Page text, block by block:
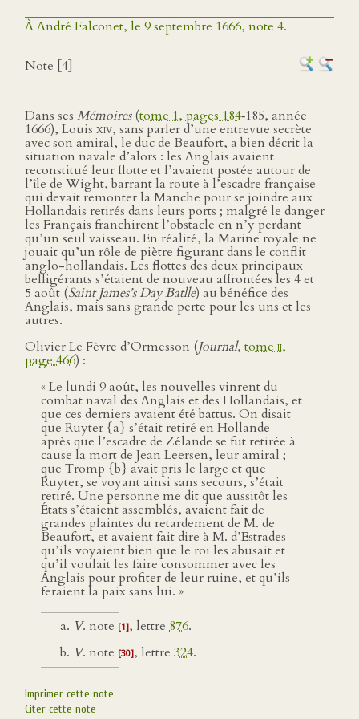
À André Falconet, le 9 septembre 1666, note 4.
Note [4]
Dans ses Mémoires(tome 1, pages 184‑185, année
1666), Louis xiv, sans parler d’une entrevue secrète
avec son amiral, le duc de Beaufort, a bien décrit la
situation navale d’alors : les Anglais avaient
reconstitué leur flotte et l’avaient postée autour de
l’île de Wight, barrant la route à l’escadre française
qui devait remonter la Manche pour se joindre aux
Hollandais retirés dans leurs ports ; malgré le danger
les Français franchirent l’obstacle en n’y perdant
qu’un seul vaisseau. En réalité, la Marine royale ne
jouait qu’un rôle de piètre figurant dans le conflit
anglo-hollandais. Les flottes des deux principaux
belligérants s’étaient de nouveau affrontées les 4 et
5 août (Saint James’s Day Batlle) au bénéfice des
Anglais, mais sans grande perte pour les uns et les
autres.
Olivier Le Fèvre d’Ormesson (Journal, tomeii,
page 466) :
« Le lundi 9 août, les nouvelles vinrent du
combat naval des Anglais et des Hollandais, et
que ces derniers avaient été battus. On disait
que Ruyter {a} s’était retiré en Hollande
après que l’escadre de Zélande se fut retirée à
cause la mort de Jean Leersen, leur amiral ;
que Tromp {b} avait pris le large et que
Ruyter, se voyant ainsi sans secours, s’était
retiré. Une personne me dit que aussitôt les
États s’étaient assemblés, avaient fait de
grandes plaintes du retardement de M. de
Beaufort, et avaient fait dire à M. d’Estrades
qu’ils voyaient bien que le roi les abusait et
qu’il voulait les faire consommer avec les
Anglais pour profiter de leur ruine, et qu’ils
feraient la paix sans lui. »
V. note [1], lettre 876.
V. note [30], lettre 324.
Imprimer cette note
Citer cette note